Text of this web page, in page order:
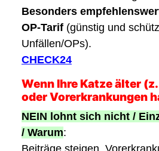
Besonders
OP-Tarif (günstig und
Unfällen/OPs).
CHECK24
Wenn Ihre Katze älter
oder Vorerkrankungen
NEIN lohnt sich nicht /
/ Warum: